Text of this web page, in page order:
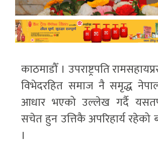
काठमाडौँ । उपराष्ट्रपति
विभेदरहित समाज नै समृद्ध
आधार भएको उल्लेख गर्दै
सचेत हुन उत्तिकै अपरिहार्य
।